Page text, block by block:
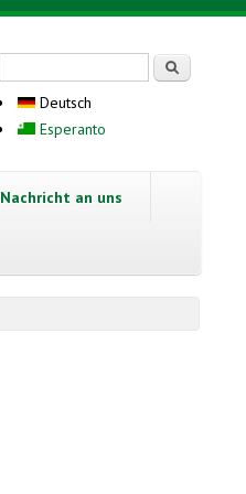
Deutsch
Esperanto
Nachricht an uns